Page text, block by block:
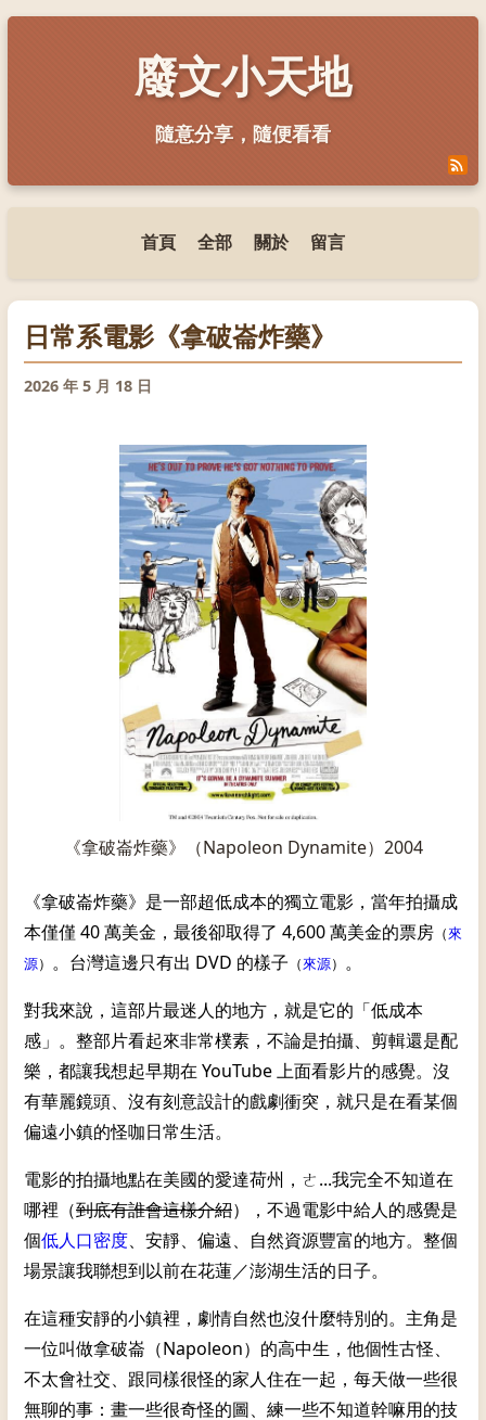
廢文小天地
隨意分享，隨便看看
首頁 全部 關於 留言
日常系電影《拿破崙炸藥》
2026 年 5 月 18 日
《拿破崙炸藥》（Napoleon Dynamite）2004
《拿破崙炸藥》是一部超低成本的獨立電影，當年拍攝成
本僅僅 40 萬美金，最後卻取得了 4,600 萬美金的票房 （來
源） 。台灣這邊只有出 DVD 的樣子 （來源） 。
對我來說，這部片最迷人的地方，就是它的「低成本
感」。整部片看起來非常樸素，不論是拍攝、剪輯還是配
樂，都讓我想起早期在 YouTube 上面看影片的感覺。沒
有華麗鏡頭、沒有刻意設計的戲劇衝突，就只是在看某個
偏遠小鎮的怪咖日常生活。
電影的拍攝地點在美國的愛達荷州，ㄜ...我完全不知道在
哪裡（到底有誰會這樣介紹），不過電影中給人的感覺是
個低人口密度、安靜、偏遠、自然資源豐富的地方。整個
場景讓我聯想到以前在花蓮／澎湖生活的日子。
在這種安靜的小鎮裡，劇情自然也沒什麼特別的。主角是
一位叫做拿破崙（Napoleon）的高中生，他個性古怪、
不太會社交、跟同樣很怪的家人住在一起，每天做一些很
無聊的事：畫一些很奇怪的圖、練一些不知道幹嘛用的技